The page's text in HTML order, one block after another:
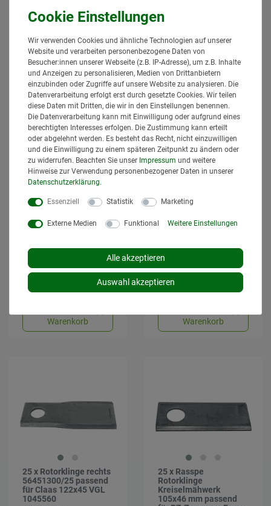
26,95 € *
In den
Warenkorb
61,95 € *
Lieferzeit: 1 bis 3 Tage*
In den
Warenkorb
25 x Rotorklinge rechts
Vergleichsnr 9520420
45,95 € *
Lieferzeit: 1 bis 3 Tage*
Warenkorb
Versand
25 x Rotorklinge links
Vergleichsnr 9492421
44,95 € *
Lieferzeit: 1 bis 3 Tage*
Warenkorb
*inkl. MwSt.
25 x Rotorklinge rechts
56451300/25 passend
für Claas 122x45 VGL
1045560
25 x Rasspe
Rotorklinge
Kreiselmähwerk
105x46 mm passend
Wir verwenden Cookies und ähnliche Technologien auf unserer
Website und verarbeiten personenbezogene Daten von
Besucher:innen unserer Webseite (z.B. IP-Adresse), um z.B. Inhalte
und Anzeigen zu personalisieren, Medien von Drittanbietern
einzubinden oder Zugriffe auf unsere Website zu analysieren. Die
Datenverarbeitung erfolgt erst durch gesetzte Cookies. Wir teilen
diese Daten mit Dritten, die wir in den Einstellungen benennen.
Die Datenverarbeitung kann mit Einwilligung oder aufgrund eines
berechtigten Interesses erfolgen. Die Zustimmung kann erteilt
oder abgelehnt werden. Es besteht das Recht, nicht einzuwilligen
und die Einwilligung zu einem späteren Zeitpunkt zu ändern oder
zu widerrufen. Beachten Sie unser Impressum und weitere
Hinweise zur Verwendung personenbezogener Daten in unserer
Daten­schutz­erklärung.
Essenziell Statistik Marketing
Externe Medien Funktional Weitere Einstellungen
Alle akzeptieren
Auswahl akzeptieren